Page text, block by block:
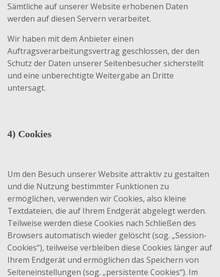
Sämtliche auf unserer Website erhobenen Daten
werden auf diesen Servern verarbeitet.
Wir haben mit dem Anbieter einen
Auftragsverarbeitungsvertrag geschlossen, der den
Schutz der Daten unserer Seitenbesucher sicherstellt
und eine unberechtigte Weitergabe an Dritte
untersagt.
4) Cookies
Um den Besuch unserer Website attraktiv zu gestalten
und die Nutzung bestimmter Funktionen zu
ermöglichen, verwenden wir Cookies, also kleine
Textdateien, die auf Ihrem Endgerät abgelegt werden.
Teilweise werden diese Cookies nach Schließen des
Browsers automatisch wieder gelöscht (sog. „Session-
Cookies“), teilweise verbleiben diese Cookies länger auf
Ihrem Endgerät und ermöglichen das Speichern von
Seiteneinstellungen (sog. „persistente Cookies“). Im